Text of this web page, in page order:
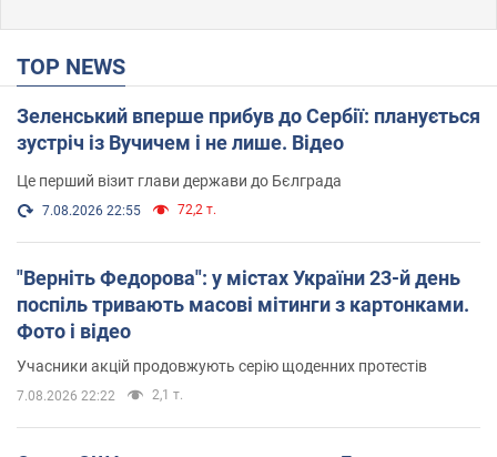
TOP NEWS
Зеленський вперше прибув до Сербії: планується
зустріч із Вучичем і не лише. Відео
Це перший візит глави держави до Бєлграда
7.08.2026 22:55 72,2 т.
"Верніть Федорова": у містах України 23-й день
поспіль тривають масові мітинги з картонками.
Фото і відео
Учасники акцій продовжують серію щоденних протестів
7.08.2026 22:22 2,1 т.